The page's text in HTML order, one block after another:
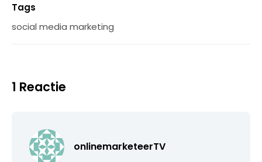
Tags
social media marketing
1 Reactie
onlinemarketeerTV